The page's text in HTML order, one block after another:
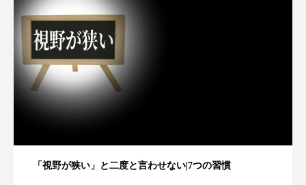
「視野が狭い」と二度と言わせない|7つの習慣